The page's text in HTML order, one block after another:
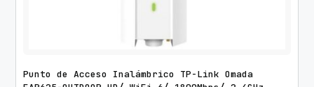
Punto de Acceso Inalámbrico TP-Link Omada